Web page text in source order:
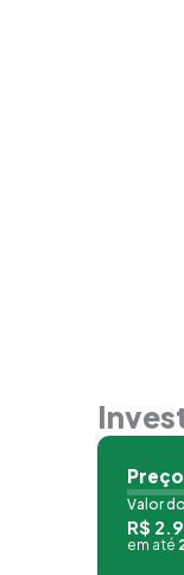
Preço
Valor
R$
em até